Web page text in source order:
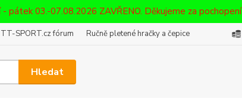
pátek 03.-07.08.2026 ZAVŘENO. Děkujeme za pochopení
TT-SPORT.cz fórum Ručně pletené hračky a čepice
Hledat